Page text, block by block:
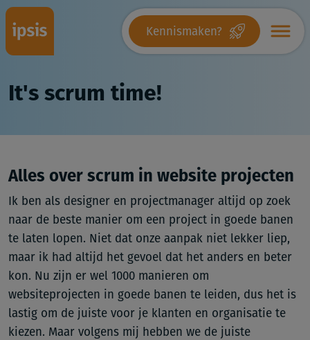
Kennismaken?
It's scrum time!
Alles over scrum in website projecten
Ik ben als designer en projectmanager altijd op zoek
naar de beste manier om een project in goede banen
te laten lopen. Niet dat onze aanpak niet lekker liep,
maar ik had altijd het gevoel dat het anders en beter
kon. Nu zijn er wel 1000 manieren om
websiteprojecten in goede banen te leiden, dus het is
lastig om de juiste voor je klanten en organisatie te
kiezen. Maar volgens mij hebben we de juiste